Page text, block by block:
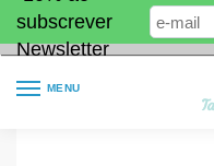
subscrever
Newsletter
MENU